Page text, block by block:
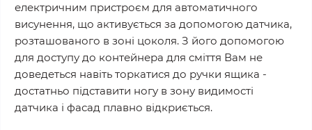
електричним пристроєм для автоматичного
висунення, що активується за допомогою датчика,
розташованого в зоні цоколя. З його допомогою
для доступу до контейнера для сміття Вам не
доведеться навіть торкатися до ручки ящика -
достатньо підставити ногу в зону видимості
датчика і фасад плавно відкриється.